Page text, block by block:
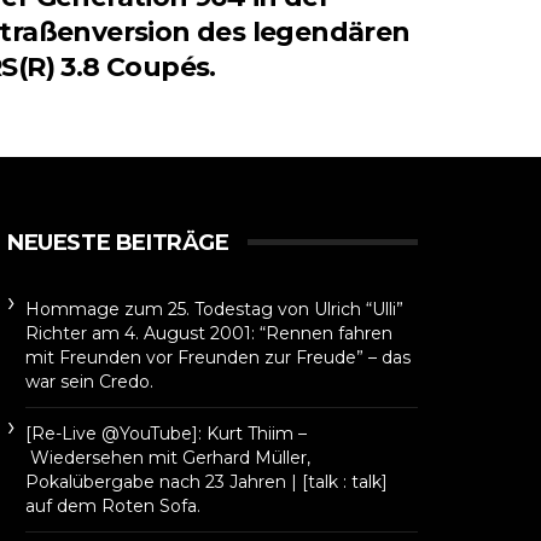
des legendären
3.8 Coupés.
NEUESTE BEITRÄGE
Hommage zum 25. Todestag von Ulrich “Ulli”
Richter am 4. August 2001: “Rennen fahren
mit Freunden vor Freunden zur Freude” – das
war sein Credo.
[Re-Live @YouTube]: Kurt Thiim –
Wiedersehen mit Gerhard Müller,
Pokalübergabe nach 23 Jahren | [talk : talk]
auf dem Roten Sofa.